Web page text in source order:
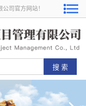
司官方网站！